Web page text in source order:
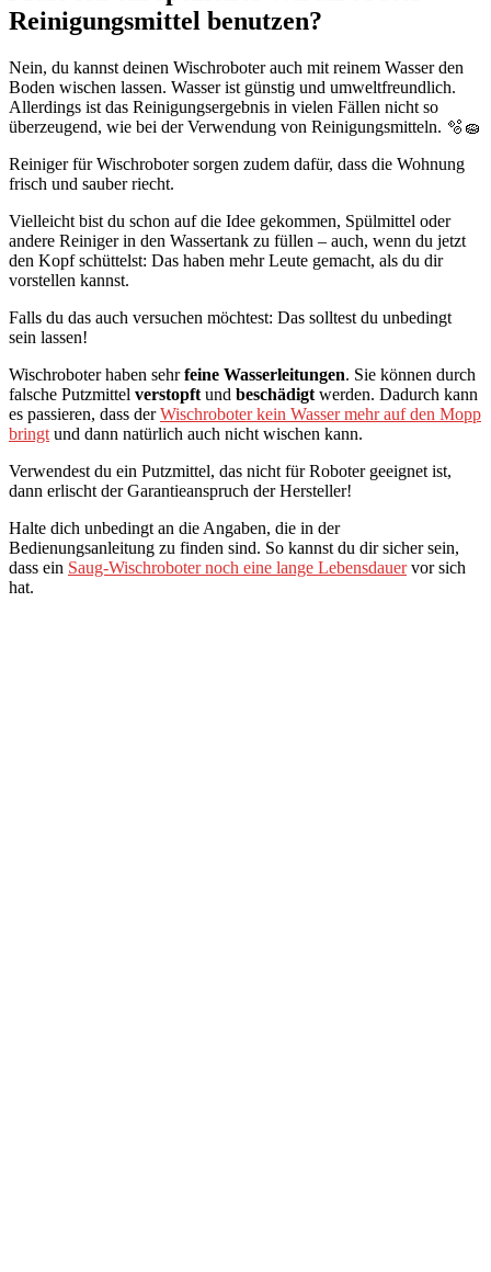
Reinigungsmittel benutzen?
Nein, du kannst deinen Wischroboter auch mit reinem Wasser den
Boden wischen lassen. Wasser ist günstig und umweltfreundlich.
Allerdings ist das Reinigungsergebnis in vielen Fällen nicht so
überzeugend, wie bei der Verwendung von Reinigungsmitteln. 🫧🧽
Reiniger für Wischroboter sorgen zudem dafür, dass die Wohnung
frisch und sauber riecht.
Vielleicht bist du schon auf die Idee gekommen, Spülmittel oder
andere Reiniger in den Wassertank zu füllen – auch, wenn du jetzt
den Kopf schüttelst: Das haben mehr Leute gemacht, als du dir
vorstellen kannst.
Falls du das auch versuchen möchtest: Das solltest du unbedingt
sein lassen!
Wischroboter haben sehrfeine Wasserleitungen. Sie können durch
falsche Putzmittel verstopft und beschädigt werden. Dadurch kann
es passieren, dass derWischroboter kein Wasser mehr auf den Mopp
bringt und dann natürlich auch nicht wischen kann.
Verwendest du ein Putzmittel, das nicht für Roboter geeignet ist,
dann erlischt der Garantieanspruch der Hersteller!
Halte dich unbedingt an die Angaben, die in der
Bedienungsanleitung zu finden sind. So kannst du dir sicher sein,
dass ein Saug-Wischroboter noch eine lange Lebensdauervor sich
hat.